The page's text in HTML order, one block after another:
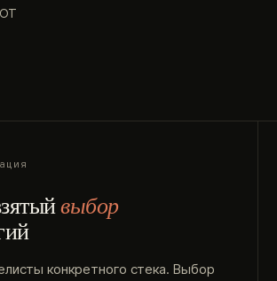
выбор
конкретного стека. Выбор